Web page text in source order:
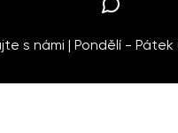
s námi | Pondělí - Pátek